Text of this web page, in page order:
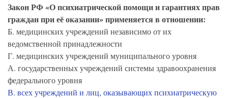
Закон РФ «О психиатрической помощи и гарантиях прав
граждан при её оказании» применяется в отношении:
Б. медицинских учреждений независимо от их
ведомственной принадлежности
Г. медицинских учреждений муниципального уровня
А. государственных учреждений системы здравоохранения
федерального уровня
В. всех учреждений и лиц, оказывающих психиатрическую